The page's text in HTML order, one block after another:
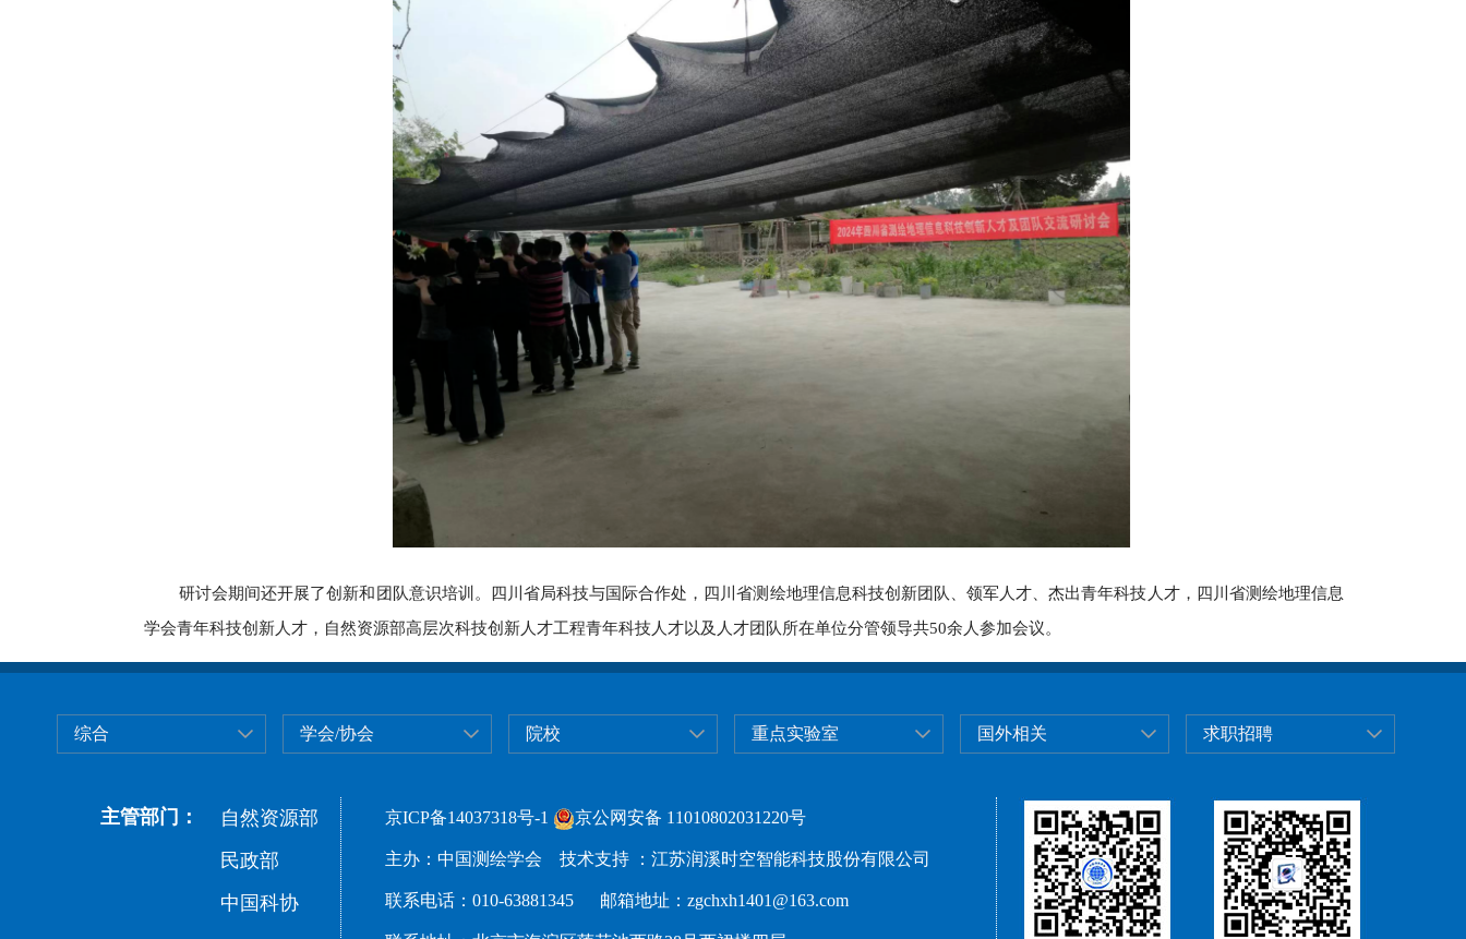
研讨会期间还开展了创新和团队意识培训。四川省局科技与国际合作处，四川省测绘地理信息科技创新团队、领军人才、杰出青年科技人才，四川省测绘地理信息
学会青年科技创新人才，自然资源部高层次科技创新人才工程青年科技人才以及人才团队所在单位分管领导共50余人参加会议。
综合 学会/协会 院校 重点实验室 国外相关 求职招聘
主管部门：
自然资源部
民政部
中国科协
京ICP备14037318号-1 京公网安备 11010802031220号
主办：中国测绘学会 技术支持 ：江苏润溪时空智能科技股份有限公司
联系电话：010-63881345 邮箱地址：zgchxh1401@163.com